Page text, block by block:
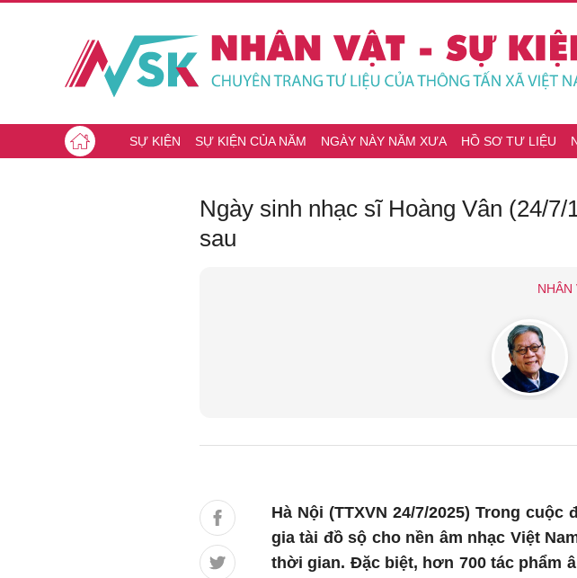
SỰ KIỆN SỰ KIỆN CỦA NĂM NGÀY NÀY NĂM XƯA HỒ SƠ TƯ LIỆU
Ngày sinh nhạc sĩ Hoàng Vân (24/
sau
NHÂN
Hà Nội (TTXVN 24/7/2025) Trong
gia tài đồ sộ cho nền âm nhạc Việt
thời gian. Đặc biệt, hơn 700 tác phẩm